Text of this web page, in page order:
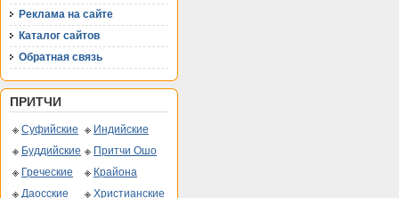
Реклама на сайте
Каталог сайтов
Обратная связь
ПРИТЧИ
Суфийские
Индийские
Буддийские
Притчи Ошо
Греческие
Крайона
Даосские
Христианские